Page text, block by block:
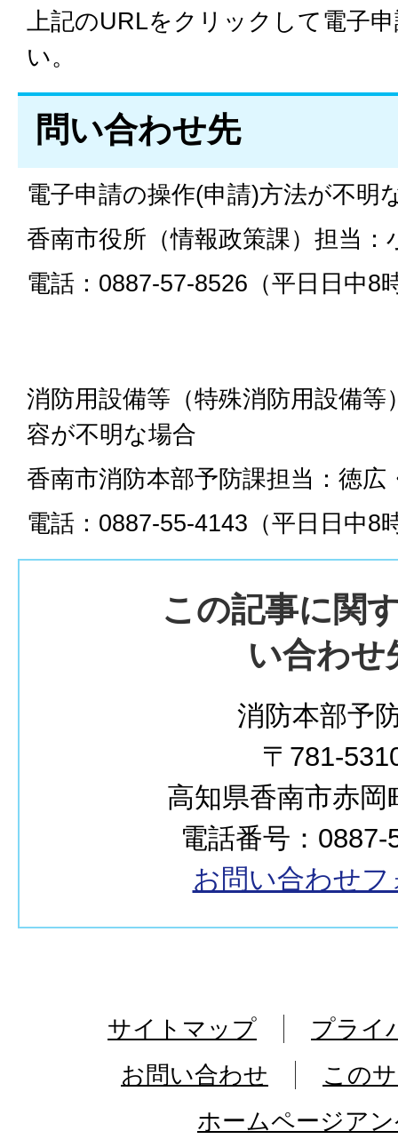
上記のURLをクリックして電子
い。
問い合わせ先
電子申請の操作(申請)方法が不明
香南市役所（情報政策課）担当：
電話：0887-57-8526（平日日中8
消防用設備等（特殊消防用設備等
容が不明な場合
香南市消防本部予防課担当：徳広
電話：0887-55-4143（平日日中8
この記事に関
い合わせ
消防本部予
〒781-
高知県香南市赤岡
電話番号：0887-
お問い合わせフ
サイトマップ
プライ
お問い合わせ
この
ホームページア